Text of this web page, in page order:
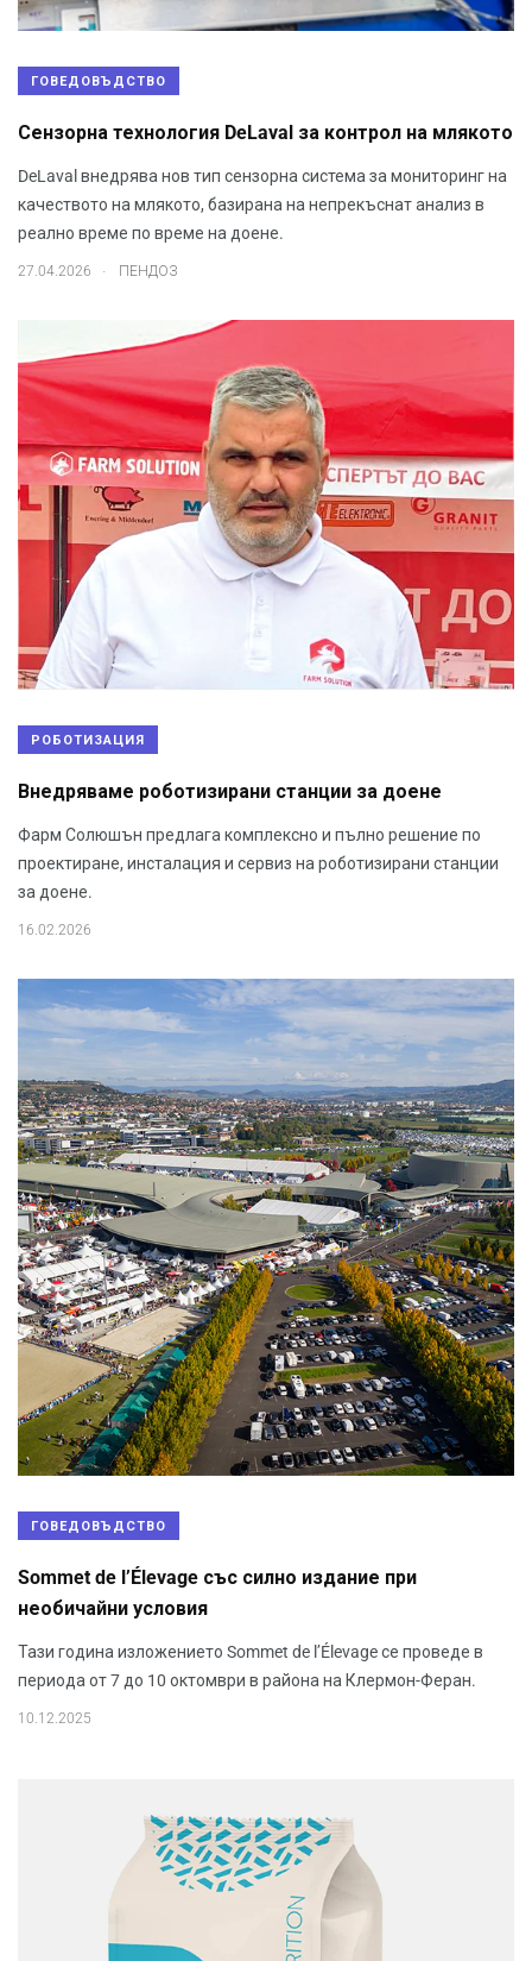
ГОВЕДОВЪДСТВО
Сензорна технология DeLaval за контрол на млякото
DeLaval внедрява нов тип сензорна система за мониторинг на
качеството на млякото, базирана на непрекъснат анализ в
реално време по време на доене.
27.04.2026 . ПЕНДОЗ
РОБОТИЗАЦИЯ
Внедряваме роботизирани станции за доене
Фарм Солюшън предлага комплексно и пълно решение по
проектиране, инсталация и сервиз на роботизирани станции
за доене.
16.02.2026
ГОВЕДОВЪДСТВО
Sommet de l’Élevage със силно издание при
необичайни условия
Тази година изложението Sommet de l’Élevage се проведе в
периода от 7 до 10 октомври в района на Клермон-Феран.
10.12.2025